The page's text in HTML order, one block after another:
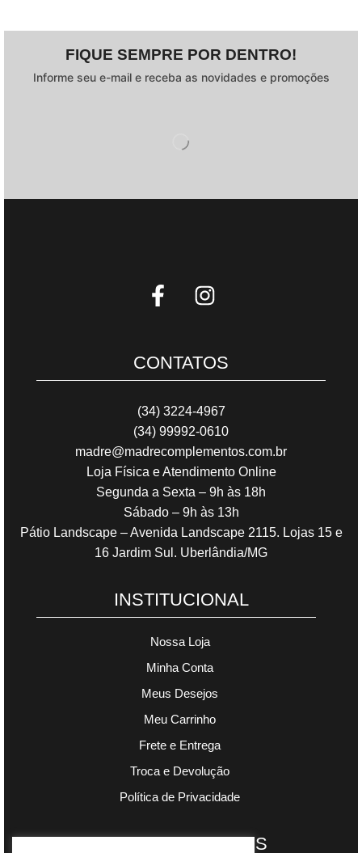
FIQUE SEMPRE POR DENTRO!
Informe seu e-mail e receba as novidades e promoções
CONTATOS
(34) 3224-4967
(34) 99992-0610
madre@madrecomplementos.com.br
Loja Física e Atendimento Online
Segunda a Sexta – 9h às 18h
Sábado – 9h às 13h
Pátio Landscape – Avenida Landscape 2115. Lojas 15 e
16 Jardim Sul. Uberlândia/MG
INSTITUCIONAL
Nossa Loja
Minha Conta
Meus Desejos
Meu Carrinho
Frete e Entrega
Troca e Devolução
Política de Privacidade
PAGAMENTOS